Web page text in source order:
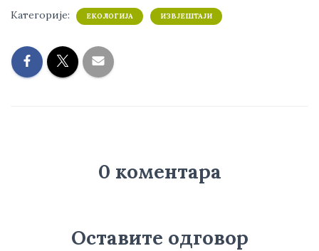
Категорије: ЕКОЛОГИЈА ИЗВЈЕШТАЈИ
0 коментара
Оставите одговор